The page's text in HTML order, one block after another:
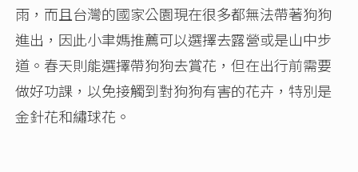
雨，而且台灣的國家公園現在很多都無法帶著狗狗
進出，因此小聿媽推薦可以選擇去露營或是山中步
道。春天則能選擇帶狗狗去賞花，但在出行前需要
做好功課，以免接觸到對狗狗有害的花卉，特別是
金針花和繡球花。